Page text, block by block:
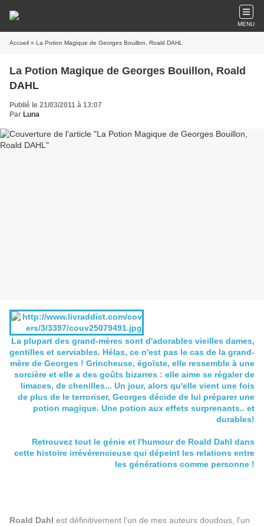
MENU
Accueil » La Potion Magique de Georges Bouillon, Roald DAHL
La Potion Magique de Georges Bouillon, Roald
DAHL
Publié le 21/03/2011 à 13:07
Par Luna
La plupart des grand-mères sont d'adorables vieilles dames,
gentilles et serviables. Hélas, ce n'est pas le cas de la grand-
mère de Georges ! Grincheuse, égoïste, elle ressemble à une
sorcière et elle a des goûts bizarres : elle aime se régaler de
limaces, de chenilles... Un jour, alors qu'elle vient une fois
de plus de le terroriser, Georges décide de lui préparer une
potion magique. Une potion aux effets surprenants.. et
durables!
Retrouvez tout le génie et l'humour de Roald Dahl dans
cette histoire irrévérencieuse qui dépeint les relations entre
les générations comme personne !
Roald Dahl est définitivement l'un de mes auteurs doudous, l'un